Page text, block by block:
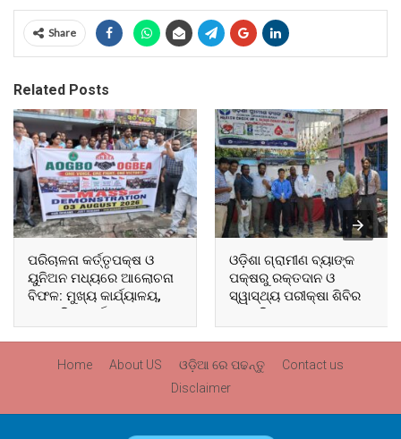
Share
Related Posts
ପରିଚାଳନା କର୍ତ୍ତୃପକ୍ଷ ଓ
ୟୁନିଅନ ମଧ୍ୟରେ ଆଲୋଚନା
ବିଫଳ: ମୁଖ୍ୟ କାର୍ଯ୍ୟାଳୟ,
ଆଞ୍ଚଳିକ କାର୍ଯ୍ୟାଳୟ ଓ
ସମସ୍ତ ବ୍ଲକ ମୁଖ୍ୟାଳୟରେ
ଓଡ଼ିଶା ଗ୍ରାମୀଣ ବ୍ୟାଙ୍କ
ପକ୍ଷରୁ ରକ୍ତଦାନ ଓ
ସ୍ୱାସ୍ଥ୍ୟ ପରୀକ୍ଷା ଶିବିର
ଅନୁଷ୍ଠିତ
Home About US ଓଡ଼ିଆ ରେ ପଢନ୍ତୁ
Contact us
Disclaimer